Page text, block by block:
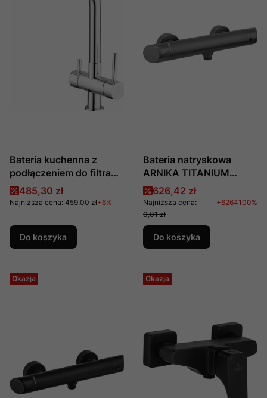
Bateria kuchenna z
podłączeniem do filtra
wody, nr kat.:
BCH_065M, producent:
Cena promocyjna
485,30 zł
Najniższa cena: 459,00 zł+6%
Do koszyka
Bateria natryskowa
ARNIKA TITANIUM
produkcji DEANTE BQA
D40M
Cena promocyjna
626,42 zł
Najniższa cena:
0,01 zł
+6264100%
Do koszyka
Okazja Okazja